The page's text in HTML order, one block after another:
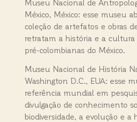
Museu Nacional de
México, México: esse museu
coleção de artefatos e obras
retratam a história e a cultura
pré-colombianas do México.
Museu Nacional de História
Washington D.C., EUA: esse
referência mundial em
divulgação de conhecimento
biodiversidade, a evolução e a